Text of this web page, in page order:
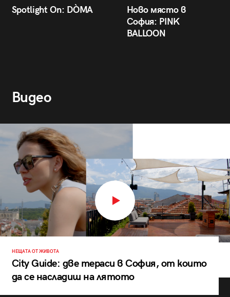
Spotlight On: DÒMA
Ново място в
София: PINK
BALLOON
Видео
НЕЩАТА ОТ ЖИВОТА
City Guide: две тераси в София, от които
да се насладиш на лятото